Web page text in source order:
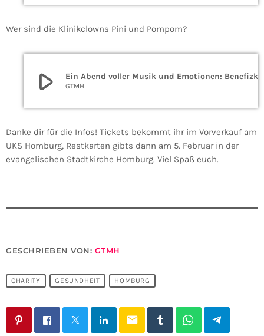
Wer sind die Klinikclowns Pini und Pompom?
play_arrow GTMH
Danke dir für die Infos! Tickets bekommt ihr im Vorverkauf am
UKS Homburg, Restkarten gibts dann am 5. Februar in der
evangelischen Stadtkirche Homburg. Viel Spaß euch.
GESCHRIEBEN VON: GTMH
CHARITY GESUNDHEIT HOMBURG
email